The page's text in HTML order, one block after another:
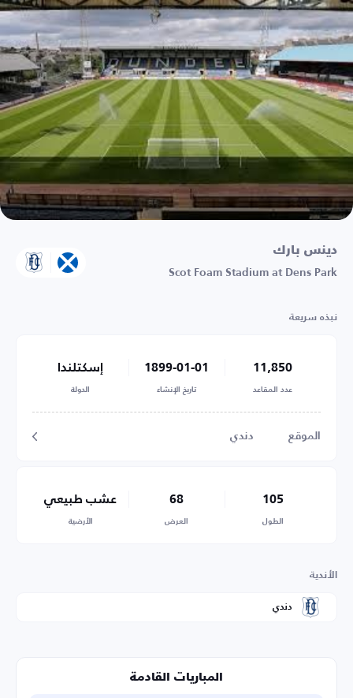
دينس بارك
Scot Foam Stadium at Dens Park
نبذه سريعة
11,850
عدد المقاعد
1899-01-01
تاريخ الإنشاء
إسكتلندا
الدولة
الموقع دندي
105
الطول
68
العرض
عشب طبيعي
الأرضية
الأندية
دندي
المباريات القادمة